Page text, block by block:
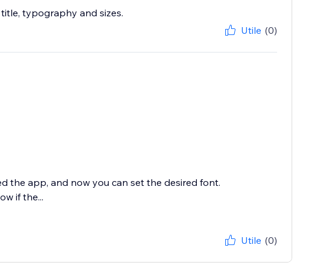
typography and sizes.
Utile (0)
the app, and now you can set the desired font.
if the...
Utile (0)